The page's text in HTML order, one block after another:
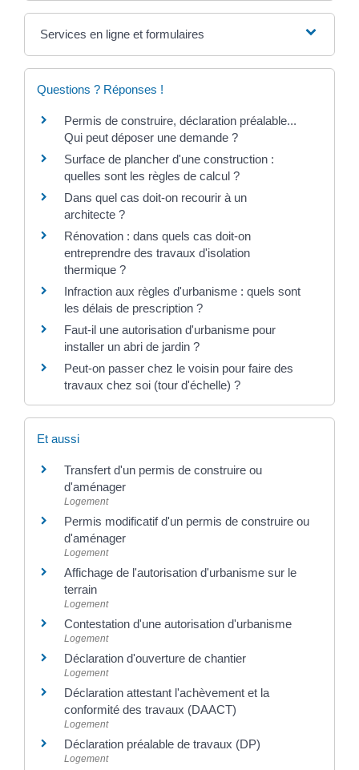
Services en ligne et formulaires
Questions ? Réponses !
Permis de construire, déclaration préalable...
Qui peut déposer une demande ?
Surface de plancher d'une construction :
quelles sont les règles de calcul ?
Dans quel cas doit-on recourir à un
architecte ?
Rénovation : dans quels cas doit-on
entreprendre des travaux d'isolation
thermique ?
Infraction aux règles d'urbanisme : quels sont
les délais de prescription ?
Faut-il une autorisation d'urbanisme pour
installer un abri de jardin ?
Peut-on passer chez le voisin pour faire des
travaux chez soi (tour d'échelle) ?
Et aussi
Transfert d'un permis de construire ou
d'aménager
Logement
Permis modificatif d'un permis de construire ou
d'aménager
Logement
Affichage de l'autorisation d'urbanisme sur le
terrain
Logement
Contestation d'une autorisation d'urbanisme
Logement
Déclaration d'ouverture de chantier
Logement
Déclaration attestant l'achèvement et la
conformité des travaux (DAACT)
Logement
Déclaration préalable de travaux (DP)
Logement